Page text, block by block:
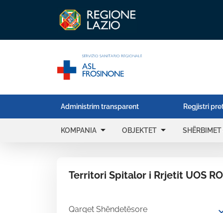
Administrim transparent Regjistri
KOMPANIA arrow_drop_down OBJEKTET arrow_drop_down SHËRBIMET
Territori Spitalor i Rrjetit UOS
Qarqet Shëndetësore